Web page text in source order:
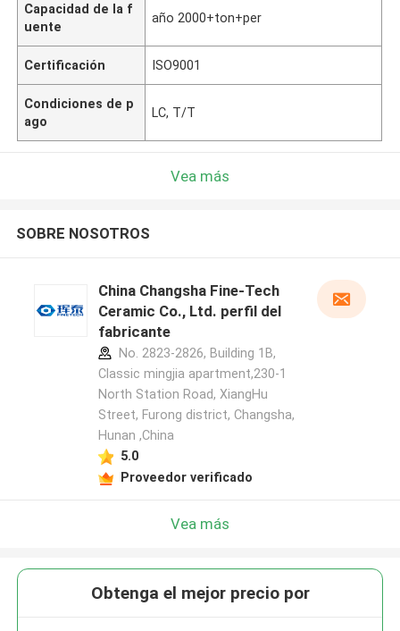
Capacidad de la f
uente
año 2000+ton+per
Certificación ISO9001
Condiciones de p
ago
LC, T/T
Vea más
SOBRE NOSOTROS
China Changsha Fine-Tech
Ceramic Co., Ltd. perfil del
fabricante
No. 2823-2826, Building 1B,
Classic mingjia apartment,230-1
North Station Road, XiangHu
Street, Furong district, Changsha,
Hunan ,China
5.0
Proveedor verificado
Vea más
Obtenga el mejor precio por